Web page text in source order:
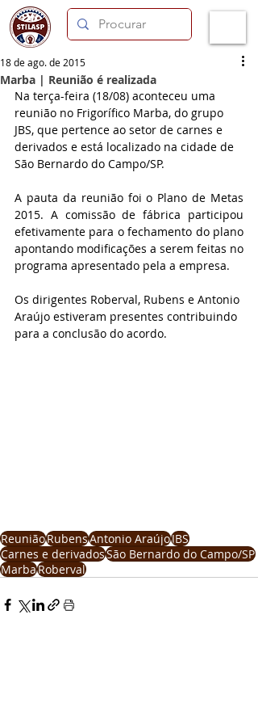
Marba | Reunião é realizada
18 de ago. de 2015
Na terça-feira (18/08) aconteceu uma
reunião no Frigorífico Marba, do grupo
JBS, que pertence ao setor de carnes e
derivados e está localizado na cidade de
São Bernardo do Campo/SP.
A pauta da reunião foi o Plano de Metas
2015. A comissão de fábrica participou
efetivamente para o fechamento do plano
apontando modificações a serem feitas no
programa apresentado pela a empresa.
Os dirigentes Roberval, Rubens e Antonio
Araújo estiveram presentes contribuindo
para a conclusão do acordo.
ReuniãoRubensAntonio AraújoJBS
Carnes e derivadosSão Bernardo do Campo/SP
MarbaRoberval